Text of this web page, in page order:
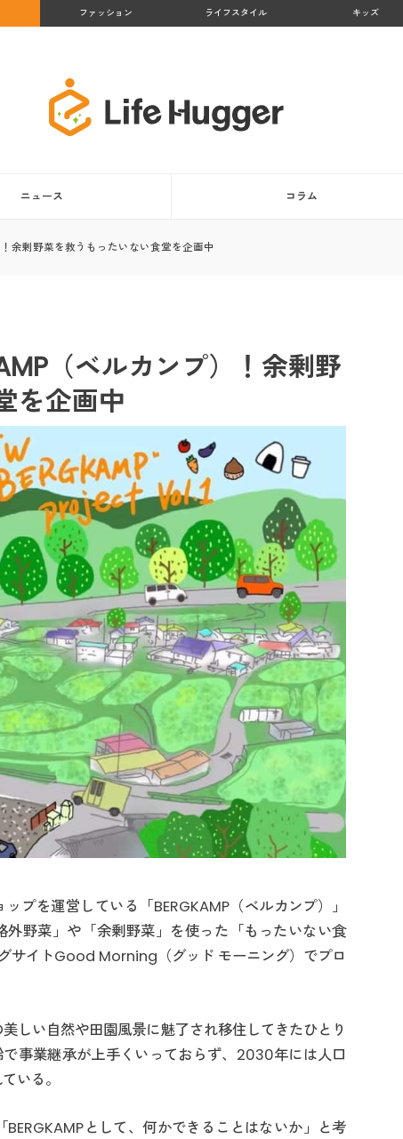
ファッション ライフスタイル キッズ
ニュース コラム
余剰野菜を救うもったいない食堂を企画中
（ベルカンプ）！余剰野
を企画中
プを運営している「BERGKAMP（ベルカンプ）」
野菜」や「余剰野菜」を使った「もったいない食
サイトGood Morning（グッド モーニング）でプロ
しい自然や田園風景に魅了され移住してきたひとり
事業継承が上手くいっておらず、2030年には人口
いる。
として、何かできることはないか」と考